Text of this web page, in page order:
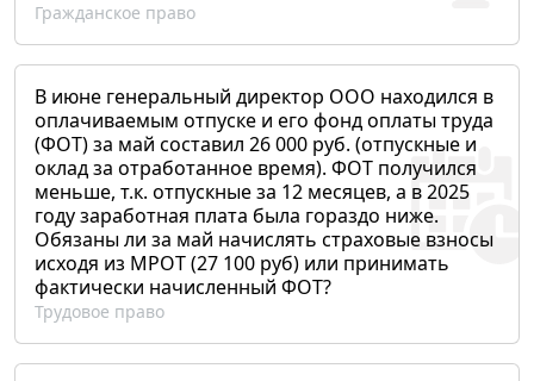
Гражданское право
В июне генеральный директор ООО находился в
оплачиваемым отпуске и его фонд оплаты труда
(ФОТ) за май составил 26 000 руб. (отпускные и
оклад за отработанное время). ФОТ получился
меньше, т.к. отпускные за 12 месяцев, а в 2025
году заработная плата была гораздо ниже.
Обязаны ли за май начислять страховые взносы
исходя из МРОТ (27 100 руб) или принимать
фактически начисленный ФОТ?
Трудовое право